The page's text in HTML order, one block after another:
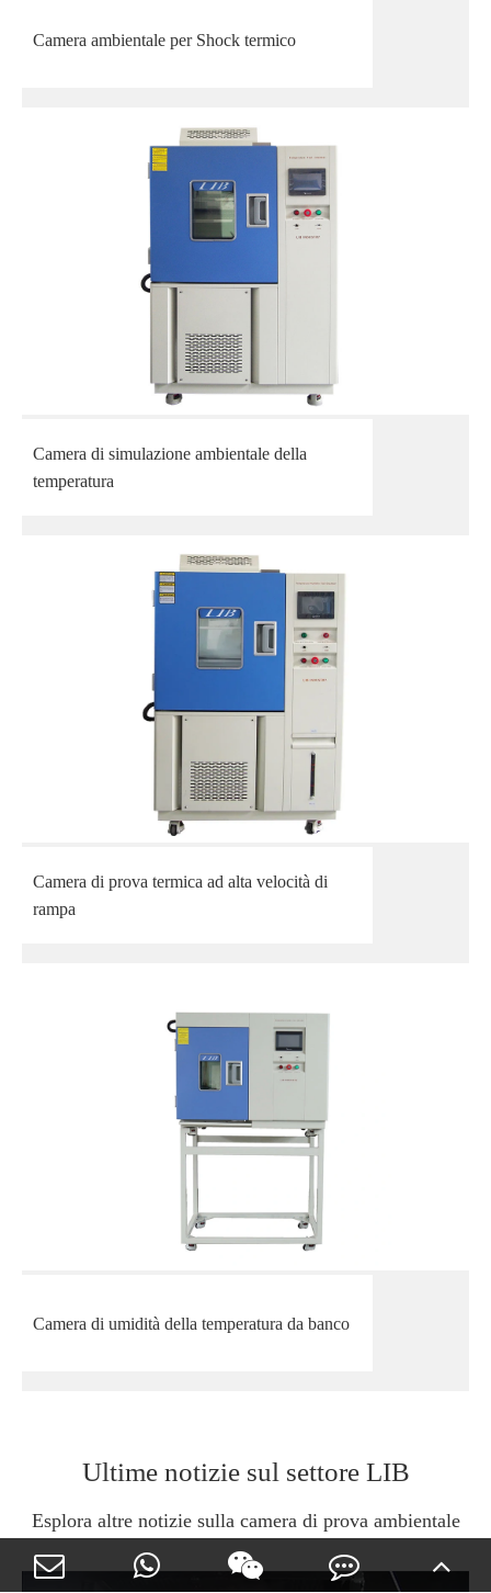
Camera ambientale per Shock termico
Camera di simulazione ambientale della
temperatura
Camera di prova termica ad alta velocità di
rampa
Camera di umidità della temperatura da banco
Ultime notizie sul settore LIB
Esplora altre notizie sulla camera di prova ambientale